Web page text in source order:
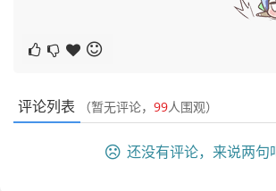
评论列表 （暂无评论， 99人围观）
还没有评论，来说两句